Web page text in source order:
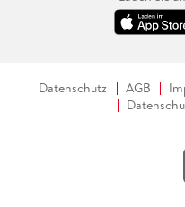
Datenschutz AGB